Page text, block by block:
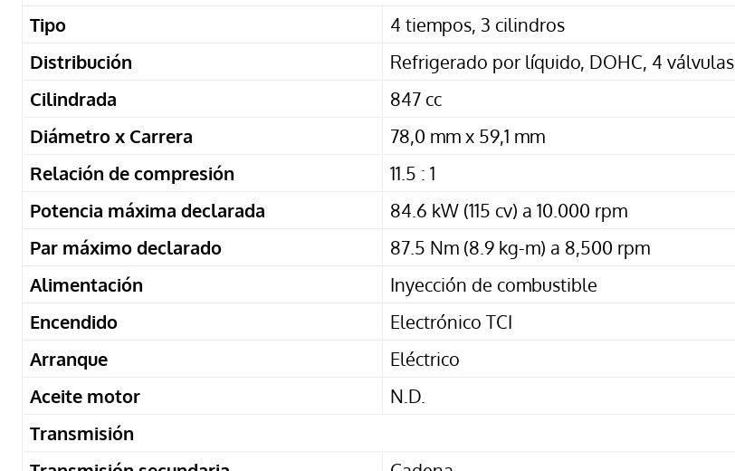
Tipo
4 tiempos, 3 cilindros
Distribución
Refrigerado por líquido, DOHC, 4 válvulas
Cilindrada
847 cc
Diámetro x Carrera
78,0 mm x 59,1 mm
Relación de compresión
11.5 : 1
Potencia máxima declarada
84.6 kW (115 cv) a 10.000 rpm
Par máximo declarado
87.5 Nm (8.9 kg-m) a 8,500 rpm
Alimentación
Inyección de combustible
Encendido
Electrónico TCI
Arranque
Eléctrico
Aceite motor
N.D.
Transmisión